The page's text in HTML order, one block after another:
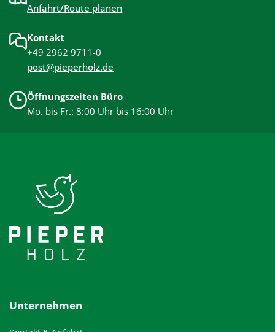
Anfahrt/Route planen
Kontakt
+49 2962 9711-0
post@pieperholz.de
Öffnungszeiten Büro
Mo. bis Fr.: 8:00 Uhr bis 16:00 Uhr
Unternehmen